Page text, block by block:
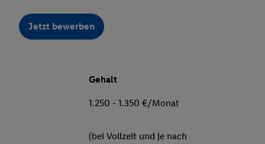
Jetzt bewerben
Gehalt
1.250 - 1.350 €/Monat
(bei Vollzeit und je nach